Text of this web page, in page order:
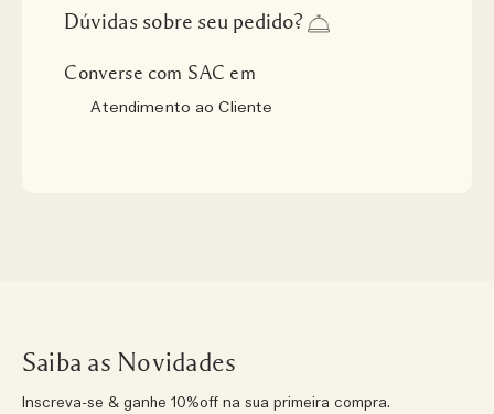
Dúvidas sobre seu pedido?
Converse com SAC em
Atendimento ao Cliente
Saiba as Novidades
Inscreva-se & ganhe 10%off na sua primeira compra.